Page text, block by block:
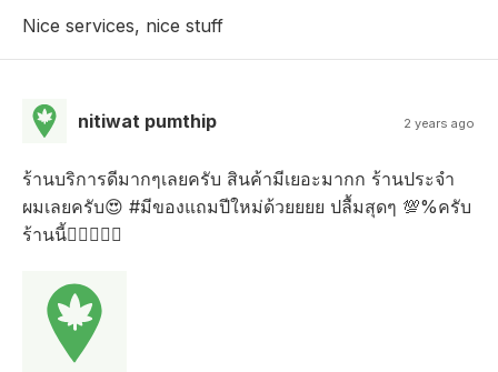
Nice services, nice stuff
nitiwat pumthip 2 years ago
ร้านบริการดีมากๆเลยครับ สินค้ามีเยอะมากก ร้านประจำ
ผมเลยครับ😍 #มีของแถมปีใหม่ด้วยยยย ปลื้มสุดๆ 💯%ครับ
ร้านนี้👍🏼👍🏼🥰